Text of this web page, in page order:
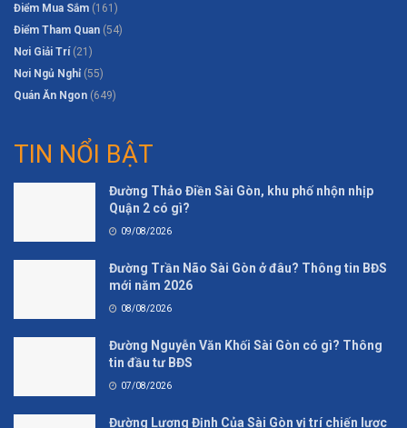
Điểm Mua Sắm (161)
Điểm Tham Quan (54)
Nơi Giải Trí(21)
Nơi Ngủ Nghỉ (55)
Quán Ăn Ngon (649)
TIN NỔI BẬT
Đường Thảo Điền Sài Gòn, khu phố nhộn nhịp
Quận 2 có gì?
09/08/2026
Đường Trần Não Sài Gòn ở đâu? Thông tin BĐS
mới năm 2026
08/08/2026
Đường Nguyễn Văn Khối Sài Gòn có gì? Thông
tin đầu tư BĐS
07/08/2026
Đường Lương Định Của Sài Gòn vị trí chiến lược